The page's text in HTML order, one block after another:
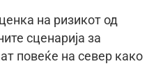
на ризикот од
сценарија за
повеќе на север како